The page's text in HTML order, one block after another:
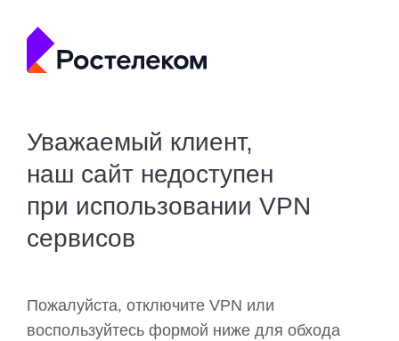
Уважаемый клиент,
наш сайт недоступен
при использовании VPN
сервисов
Пожалуйста, отключите VPN или
воспользуйтесь формой ниже для обхода